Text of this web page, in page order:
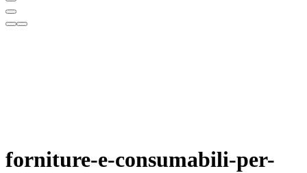
forniture-e-consumabili-per-